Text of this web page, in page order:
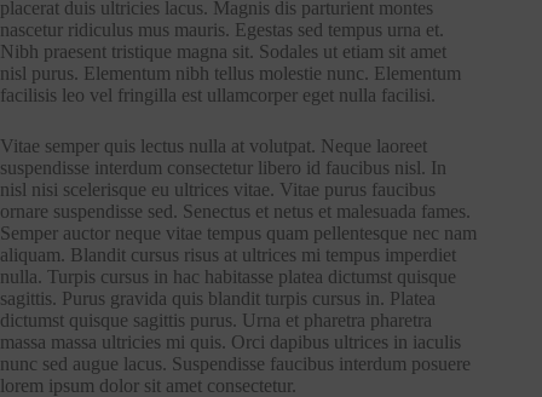
placerat duis ultricies lacus. Magnis dis parturient montes
nascetur ridiculus mus mauris. Egestas sed tempus urna et.
Nibh praesent tristique magna sit. Sodales ut etiam sit amet
nisl purus. Elementum nibh tellus molestie nunc. Elementum
facilisis leo vel fringilla est ullamcorper eget nulla facilisi.
Vitae semper quis lectus nulla at volutpat. Neque laoreet
suspendisse interdum consectetur libero id faucibus nisl. In
nisl nisi scelerisque eu ultrices vitae. Vitae purus faucibus
ornare suspendisse sed. Senectus et netus et malesuada fames.
Semper auctor neque vitae tempus quam pellentesque nec nam
aliquam. Blandit cursus risus at ultrices mi tempus imperdiet
nulla. Turpis cursus in hac habitasse platea dictumst quisque
sagittis. Purus gravida quis blandit turpis cursus in. Platea
dictumst quisque sagittis purus. Urna et pharetra pharetra
massa massa ultricies mi quis. Orci dapibus ultrices in iaculis
nunc sed augue lacus. Suspendisse faucibus interdum posuere
lorem ipsum dolor sit amet consectetur.